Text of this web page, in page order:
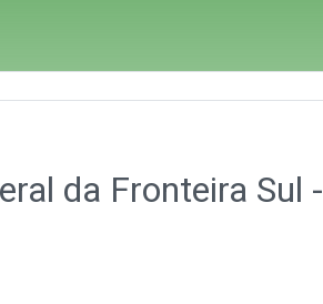
da Fronteira Sul -